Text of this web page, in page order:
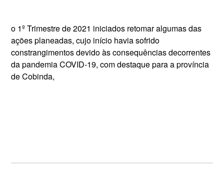
o 1º Trimestre de 2021 iniciados retomar algumas das
ações planeadas, cujo início havia sofrido
constrangimentos devido às consequências decorrentes
da pandemia COVID-19, com destaque para a província
de Cobinda,